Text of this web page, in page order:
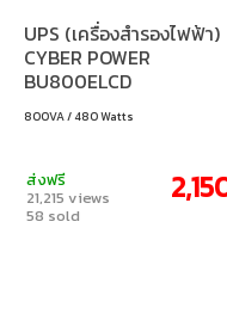
UPS (เครื่องสำรองไฟฟ้า)
CYBER POWER
BU800ELCD
800VA/480WATT WITH
LCD (BLACK)
800VA / 480 Watts
ส่งฟรี
21,215 views
58 sold